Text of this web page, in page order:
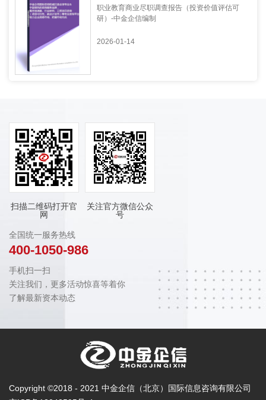
职业教育商业尽职调查报告（投资价值评估可
研）-中金企信编制
2026-01-14
扫描二维码打开官
网
关注官方微信公众
号
全国统一服务热线
400-1050-986
手机扫一扫
关注我们，更多活动惊喜等着你
了解最新资本动态
Copyright ©2018 - 2021 中金企信（北京）国际信息咨询有限公司